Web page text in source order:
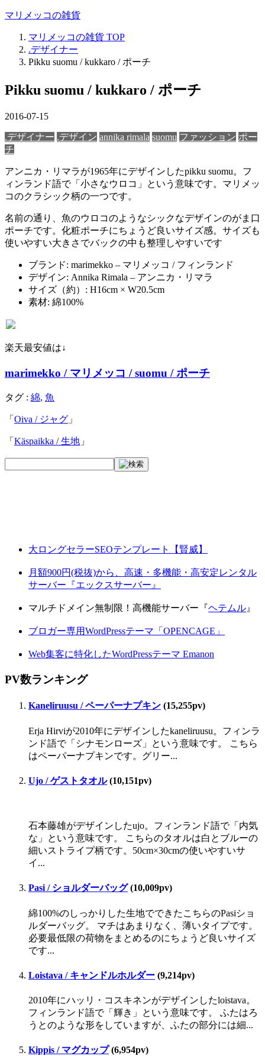
マリメッコの雑貨
マリメッコの雑貨 TOP
.デザイナー
Pikku suomu / kukkaro / ポーチ
Pikku suomu / kukkaro / ポーチ
2016-07-15
.デザイナー .デザイン annika rimala suomu ファッション ポー
チ
アンニカ・リマラが1965年にデザインしたpikku suomu。フ
ィンランド語で「小さなウロコ」という意味です。マリメッ
コのクラシック柄の一つです。
名前の通り、魚のウロコのようなシックなデザインのがま口
ポーチです。化粧ポーチにちょうど良いサイズ感。サイズも
使いやすい大きさでバックの中も整理しやすいです
ブランド: marimekko – マリメッコ / フィンランド
デザイン: Annika Rimala – アンニカ・リマラ
サイズ（約）: H16cm × W20.5cm
素材: 綿100%
楽天最安値は↓
marimekko / マリメッコ / suomu / ポーチ
タグ : 綿, 魚
「 Oiva / ジャグ 」
「 Käspaikka / 生地 」
大ロングセラーSEOテンプレート【賢威】
月額900円(税抜)から、高速・多機能・高安定レンタル
サーバー『エックスサーバー』
マルチドメイン無制限！高機能サーバー『ヘテムル 』
ブロガー専用WordPressテーマ「OPENCAGE」
Web集客に特化したWordPressテーマ Emanon
PV数ランキング
Kaneliruusu / ペーパーナプキン (15,255pv)
Erja Hirviが2010年にデザインしたkaneliruusu。フィンラ
ンド語で「シナモンローズ」という意味です。 こちら
はペーパーナプキンです。グリー...
Ujo / ゲストタオル(10,151pv)
石本藤雄がデザインしたujo。フィンランド語で「内気
な」という意味です。 こちらのタオルは白とブルーの
細いストライプ柄です。50cm×30cmの使いやすいサ
イ...
Pasi / ショルダーバッグ(10,009pv)
綿100%のしっかりした生地でできたこちらのPasiショ
ルダーバッグ。 マチはあまりなく、薄いタイプです。
必要最低限の荷物をまとめるのにちょうど良いサイズ
です...
Loistava / キャンドルホルダー (9,214pv)
2010年にハッリ・コスキネンがデザインしたloistava。
フィンランド語で「輝き」という意味です。 ふたはろ
うとのような形をしていますが、ふたの部分には細...
Kippis / マグカップ(6,954pv)